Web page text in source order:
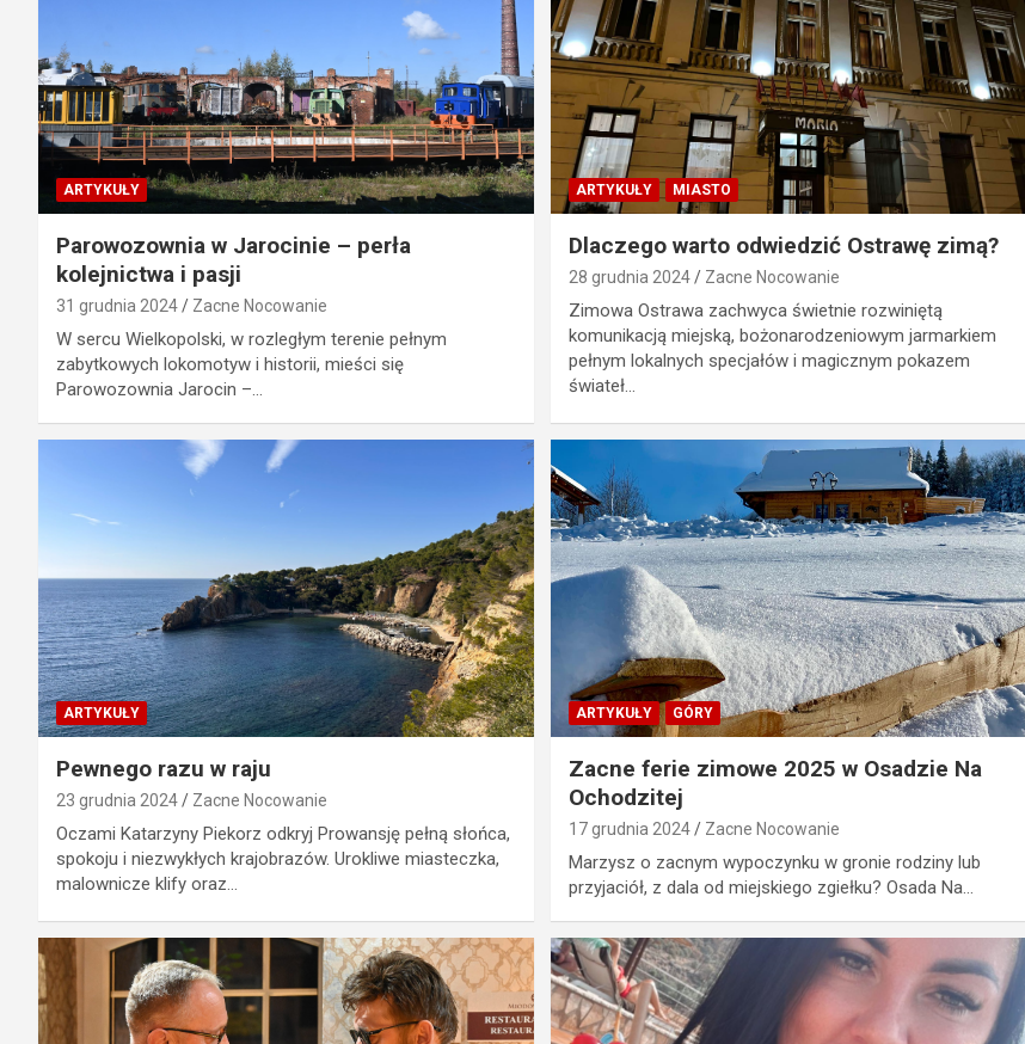
ARTYKUŁY
Parowozownia w Jarocinie – perła
kolejnictwa i pasji
31 grudnia 2024 Zacne Nocowanie
W sercu Wielkopolski, w rozległym terenie pełnym
zabytkowych lokomotyw i historii, mieści się
Parowozownia Jarocin –…
ARTYKUŁY MIASTO
Dlaczego warto odwiedzić Ostrawę zimą?
28 grudnia 2024 Zacne Nocowanie
Zimowa Ostrawa zachwyca świetnie rozwiniętą
komunikacją miejską, bożonarodzeniowym jarmarkiem
pełnym lokalnych specjałów i magicznym pokazem
świateł…
ARTYKUŁY
Pewnego razu w raju
23 grudnia 2024 Zacne Nocowanie
Oczami Katarzyny Piekorz odkryj Prowansję pełną słońca,
spokoju i niezwykłych krajobrazów. Urokliwe miasteczka,
malownicze klify oraz…
ARTYKUŁY GÓRY
Zacne ferie zimowe 2025 w Osadzie Na
Ochodzitej
17 grudnia 2024 Zacne Nocowanie
Marzysz o zacnym wypoczynku w gronie rodziny lub
przyjaciół, z dala od miejskiego zgiełku? Osada Na…